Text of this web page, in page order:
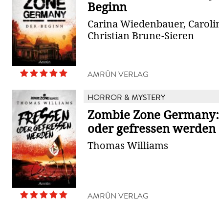
Beginn
Carina Wiedenbauer,
Christian Brune-Sieren
AMRÛN VERLAG
HORROR & MYSTERY
Zombie Zone
oder gefressen werden
Thomas Williams
AMRÛN VERLAG